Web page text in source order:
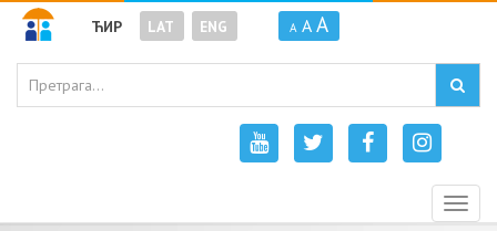
ЋИР LAT ENG A A A